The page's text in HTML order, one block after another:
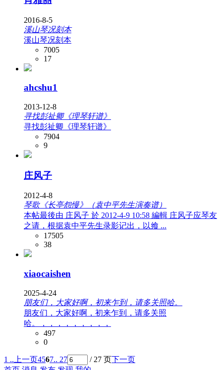
2016-8-5
溪山琴况刻本
溪山琴况刻本
7005
17
ahcshu1
2013-12-8
寻找彭祉卿《理琴轩谱》
寻找彭祉卿《理琴轩谱》
7904
9
庄风子
2012-4-8
琴歌《长亭怨慢》（袁中平先生演奏谱）
本帖最後由 庄风子 於 2012-4-9 10:58 編輯 庄风子应琴友
之请，根据袁中平先生录影记出，以飨 ...
17505
38
xiaocaishen
2025-4-24
朋友们，大家好啊，初来乍到，请多关照哈。
朋友们，大家好啊，初来乍到，请多关照
哈。，，，，，，，，，
497
0
1 .. 上一页4567.. 27 / 27 页下一页